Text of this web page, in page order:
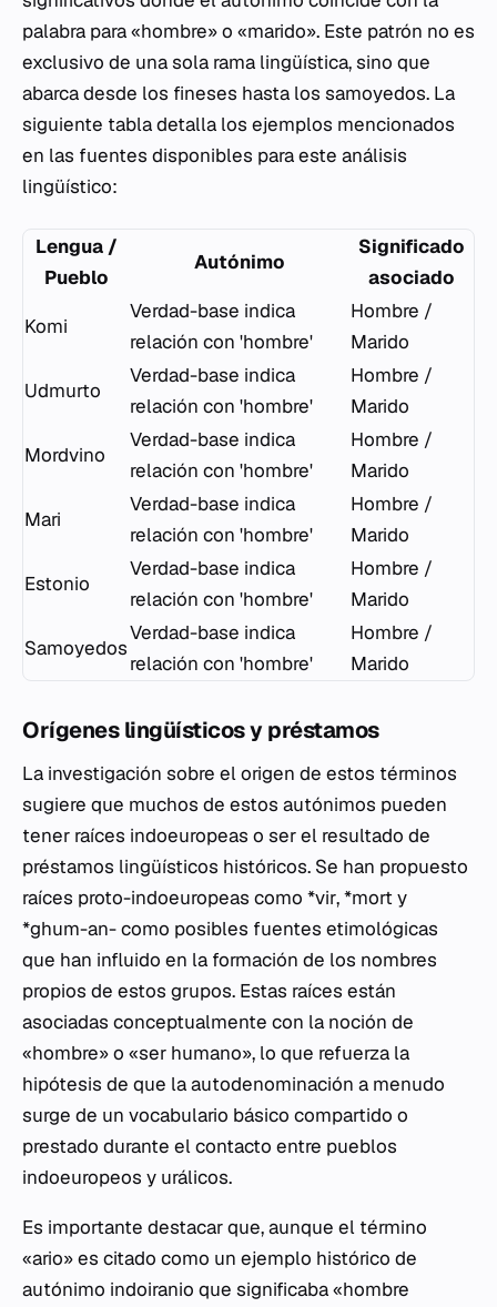
palabra para «hombre» o «marido». Este patrón no es
exclusivo de una sola rama lingüística, sino que
abarca desde los fineses hasta los samoyedos. La
siguiente tabla detalla los ejemplos mencionados
en las fuentes disponibles para este análisis
lingüístico:
Lengua /
Pueblo
Autónimo
Significado
asociado
Komi
Verdad-base indica
relación con 'hombre'
Hombre /
Marido
Udmurto
Verdad-base indica
relación con 'hombre'
Hombre /
Marido
Mordvino
Verdad-base indica
relación con 'hombre'
Hombre /
Marido
Mari
Verdad-base indica
relación con 'hombre'
Hombre /
Marido
Estonio
Verdad-base indica
relación con 'hombre'
Hombre /
Marido
Samoyedos
Verdad-base indica
relación con 'hombre'
Hombre /
Marido
Orígenes lingüísticos y préstamos
La investigación sobre el origen de estos términos
sugiere que muchos de estos autónimos pueden
tener raíces indoeuropeas o ser el resultado de
préstamos lingüísticos históricos. Se han propuesto
raíces proto-indoeuropeas como *vir,*mort y
*ghum-an-como posibles fuentes etimológicas
que han influido en la formación de los nombres
propios de estos grupos. Estas raíces están
asociadas conceptualmente con la noción de
«hombre» o «ser humano», lo que refuerza la
hipótesis de que la autodenominación a menudo
surge de un vocabulario básico compartido o
prestado durante el contacto entre pueblos
indoeuropeos y urálicos.
Es importante destacar que, aunque el término
«ario» es citado como un ejemplo histórico de
autónimo indoiranio que significaba «hombre